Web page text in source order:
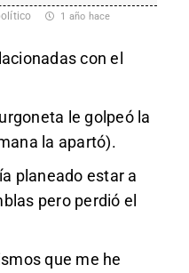
1 año hace
con el
le golpeó la
la apartó).
planeado estar a
pero perdió el
que me he